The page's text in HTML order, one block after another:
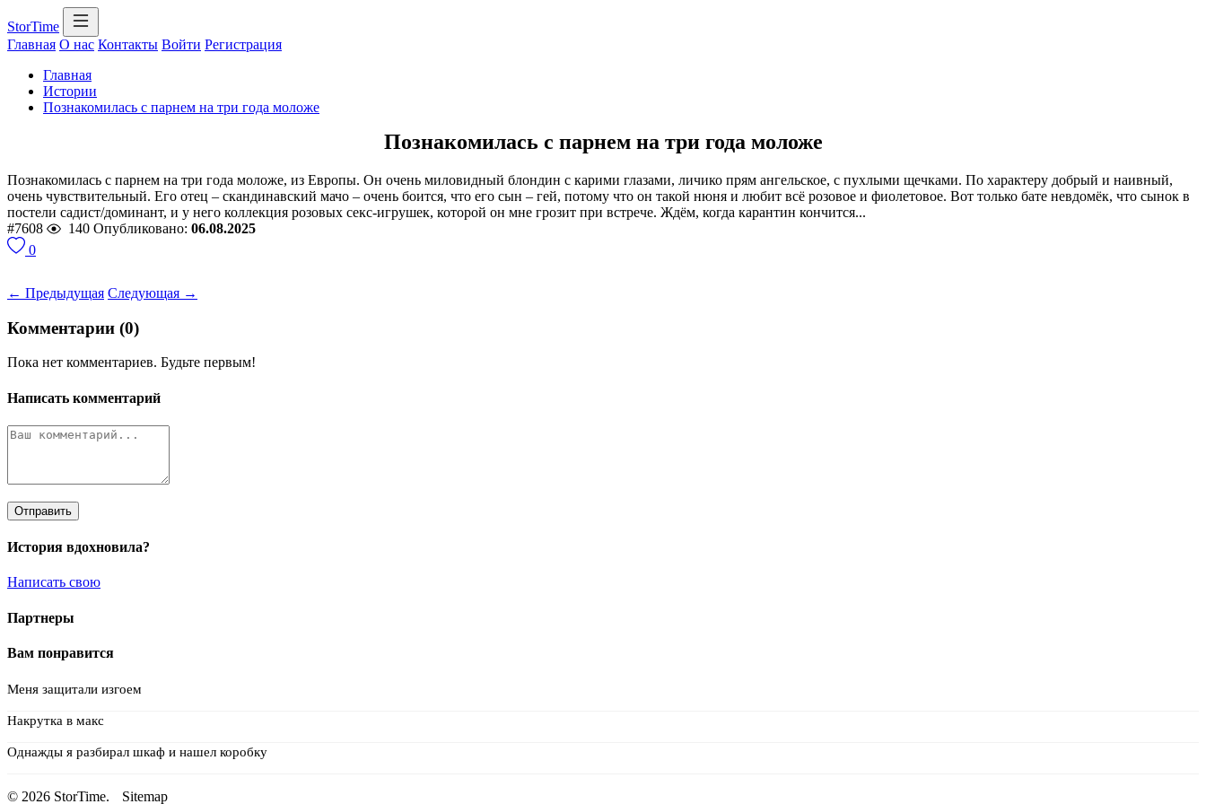
StorTime
Главная О нас Контакты Войти Регистрация
Главная
Истории
Познакомилась с парнем на три года моложе
Познакомилась с парнем на три года моложе
Познакомилась с парнем на три года моложе, из Европы. Он очень миловидный блондин с карими глазами, личико прям ангельское, с пухлыми щечками. По характеру добрый и наивный,
очень чувствительный. Его отец – скандинавский мачо – очень боится, что его сын – гей, потому что он такой нюня и любит всё розовое и фиолетовое. Вот только бате невдомёк, что сынок в
постели садист/доминант, и у него коллекция розовых секс-игрушек, которой он мне грозит при встрече. Ждём, когда карантин кончится...
#7608
140 Опубликовано: 06.08.2025
0
← Предыдущая Следующая →
Комментарии (0)
Пока нет комментариев. Будьте первым!
Написать комментарий
Отправить
История вдохновила?
Написать свою
Партнеры
Вам понравится
Меня защитали изгоем
Накрутка в макс
Однажды я разбирал шкаф и нашел коробку
© 2026 StorTime. Sitemap